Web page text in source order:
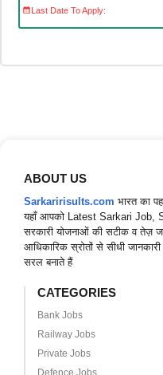
Last Date To Apply:
ABOUT US
Sarkaririsults.com भारत का
यहाँ आपको Latest Sarkari Job,
सरकारी योजनाओं की सटीक व तेज़
आधिकारिक स्रोतों से सीधी
सरल बनाते हैं
CATEGORIES
Bank Jobs
Railway Jobs
Private Jobs
Defence Jobs